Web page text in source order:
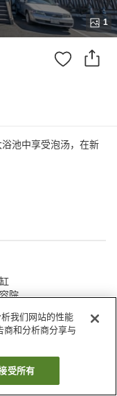
1
池中享受泡汤，在新
院
野之汤旅馆
我们网站的性能
商和分析商分享与
受所有